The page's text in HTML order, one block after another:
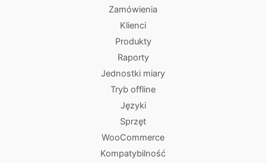
Zamówienia
Klienci
Produkty
Raporty
Jednostki miary
Tryb offline
Języki
Sprzęt
WooCommerce
Kompatybilność